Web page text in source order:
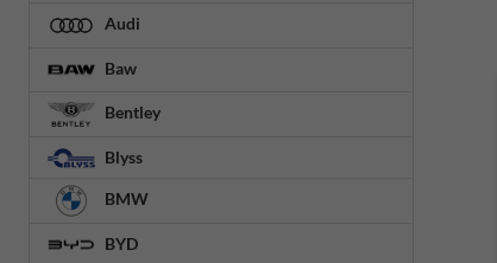
Audi
Baw
Bentley
Blyss
BMW
BYD